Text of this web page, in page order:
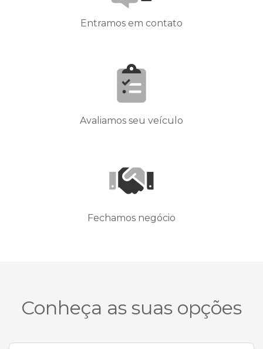
Entramos em contato
Avaliamos seu veículo
Fechamos negócio
Conheça as suas opções